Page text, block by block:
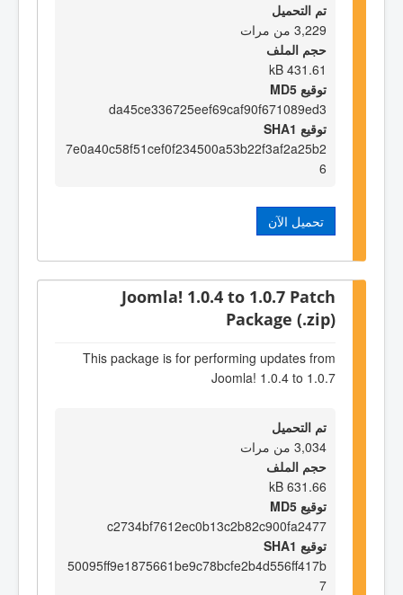
تم التحميل
3,229 من مرات
حجم الملف
431.61 kB
توقيع MD5
da45ce336725eef69caf90f671089ed3
توقيع SHA1
7e0a40c58f51cef0f234500a53b22f3af2a25b2
6
تحميل الآن
Joomla! 1.0.4 to 1.0.7 Patch
Package (.zip)
This package is for performing updates from
Joomla! 1.0.4 to 1.0.7
تم التحميل
3,034 من مرات
حجم الملف
631.66 kB
توقيع MD5
c2734bf7612ec0b13c2b82c900fa2477
توقيع SHA1
50095ff9e1875661be9c78bcfe2b4d556ff417b
7